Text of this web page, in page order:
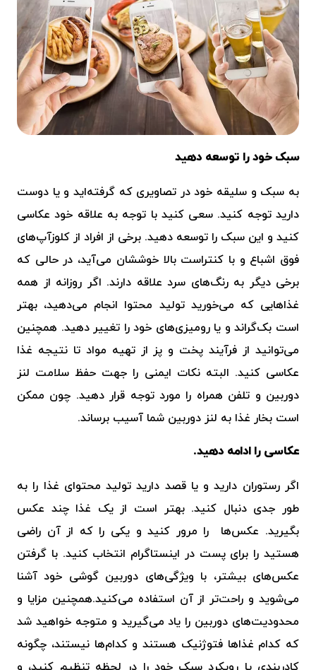
سبک خود را توسعه دهید
به سبک و سلیقه خود در تصاویری که گرفته‌اید و یا دوست
دارید توجه کنید. سعی کنید با توجه به علاقه خود عکاسی
کنید و این سبک را توسعه دهید. برخی از افراد از کلوزآپ‌های
فوق اشباع و با کنتراست بالا خوششان می‌آید، در حالی که
برخی دیگر به رنگ‌های سرد علاقه دارند. اگر روزانه از همه
غذاهایی که می‌خورید تولید محتوا انجام می‌دهید، بهتر
است بک‌گراند و یا رومیزی‌های خود را تغییر دهید. همچنین
می‌توانید از فرآیند پخت و پز از تهیه مواد تا نتیجه غذا
عکاسی کنید. البته نکات ایمنی را جهت حفظ سلامت لنز
دوربین و تلفن همراه را مورد توجه قرار دهید. چون ممکن
است بخار غذا به لنز دوربین شما آسیب برساند.
عکاسی را ادامه دهید.
اگر رستوران دارید و یا قصد دارید تولید محتوای غذا را به
طور جدی دنبال کنید. بهتر است از یک غذا چند عکس
بگیرید. عکس‌ها را مرور کنید و یکی را که از آن راضی
هستید را برای پست در اینستاگرام انتخاب کنید. با گرفتن
عکس‌های بیشتر، با ویژگی‌های دوربین گوشی خود آشنا
می‌شوید و راحت‌تر از آن استفاده می‌کنید.همچنین مزایا و
محدودیت‌های دوربین را یاد می‌گیرید و متوجه خواهید شد
که کدام غذاها فتوژنیک هستند و کدام‌ها نیستند، چگونه